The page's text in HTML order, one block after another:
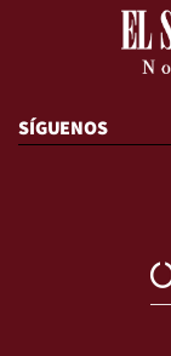
SÍGUENOS